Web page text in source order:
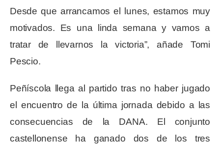
Desde que arrancamos el lunes, estamos muy
motivados. Es una linda semana y vamos a
tratar de llevarnos la victoria”, añade Tomi
Pescio.
Peñíscola llega al partido tras no haber jugado
el encuentro de la última jornada debido a las
consecuencias de la DANA. El conjunto
castellonense ha ganado dos de los tres